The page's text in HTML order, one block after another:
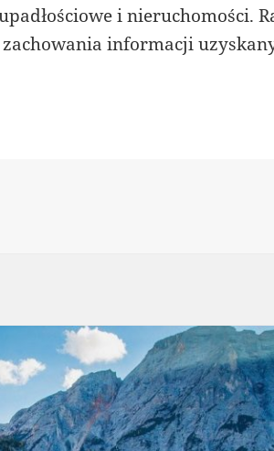
i nieruchomości.
informacji